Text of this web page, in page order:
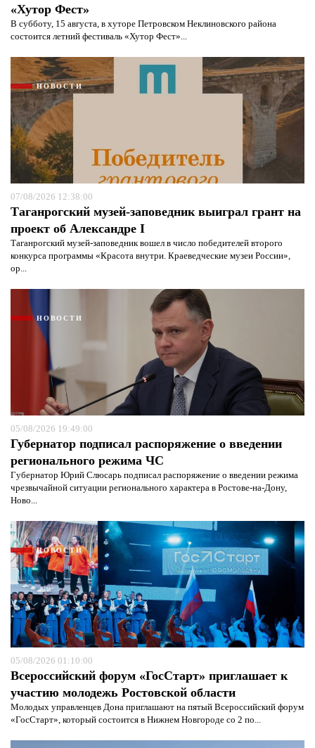
«Хутор Фест»
В субботу, 15 августа, в хуторе Петровском Неклиновского района
состоится летний фестиваль «Хутор Фест»...
НОВОСТИ
07/08/2026 12:38:00
Таганрогский музей-заповедник выиграл грант на
проект об Александре I
Таганрогский музей-заповедник вошел в число победителей второго
конкурса программы «Красота внутри. Краеведческие музеи России»,
ор...
НОВОСТИ
05/08/2026 19:49:00
Губернатор подписал распоряжение о введении
регионального режима ЧС
Губернатор Юрий Слюсарь подписал распоряжение о введении режима
чрезвычайной ситуации регионального характера в Ростове-на-Дону,
Ново...
НОВОСТИ
05/08/2026 01:10:00
Всероссийский форум «ГосСтарт» приглашает к
участию молодежь Ростовской области
Молодых управленцев Дона приглашают на пятый Всероссийский форум
«ГосСтарт», который состоится в Нижнем Новгороде со 2 по...
Я согласен сполитикой конфиденциальности и
защиты информации*
Я согласен сполитикой конфиденциальности и
защиты информации*